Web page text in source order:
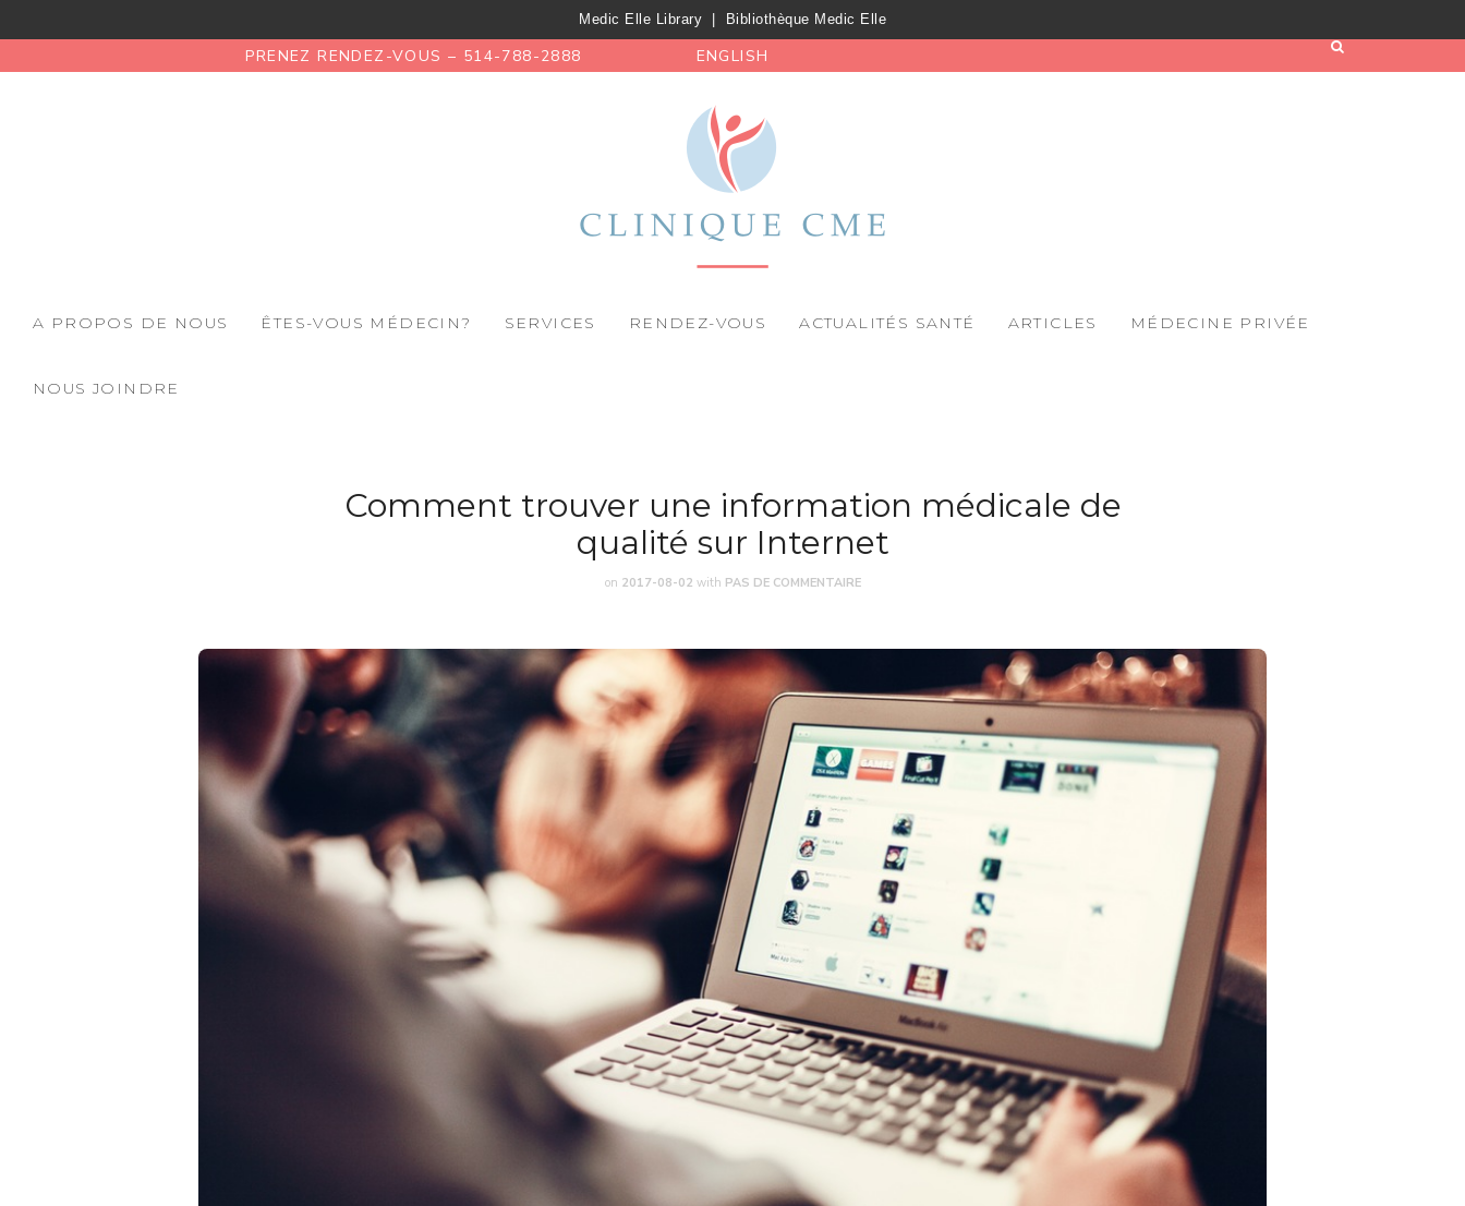
Medic Elle Library Bibliothèque Medic Elle
PRENEZ RENDEZ-VOUS – 514-788-2888 ENGLISH
A PROPOS DE NOUS ÊTES-VOUS MÉDECIN? SERVICES RENDEZ-VOUS ACTUALITÉS SANTÉ ARTICLES MÉDECINE PRIVÉE
NOUS JOINDRE
Comment trouver une information médicale de
qualité sur Internet
on 2017-08-02 with PAS DE COMMENTAIRE